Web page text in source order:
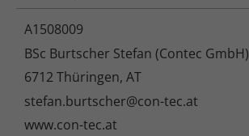
A1508009
BSc Burtscher Stefan (Contec GmbH)
6712 Thüringen, AT
stefan.burtscher@con-tec.at
www.con-tec.at